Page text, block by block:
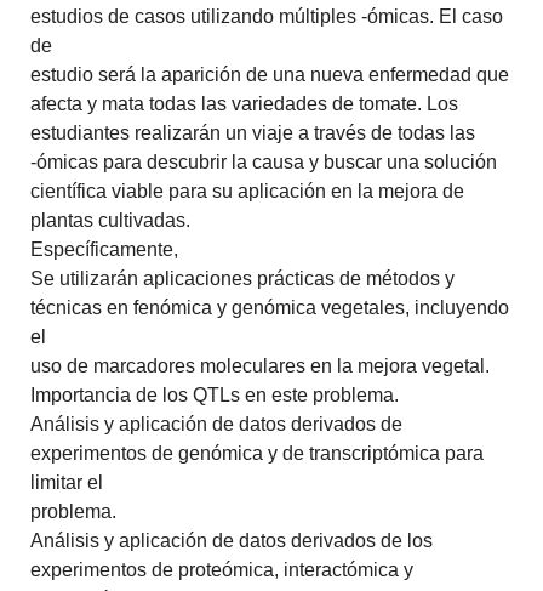
estudios de casos utilizando múltiples -ómicas. El caso
de
estudio será la aparición de una nueva enfermedad que
afecta y mata todas las variedades de tomate. Los
estudiantes realizarán un viaje a través de todas las
-ómicas para descubrir la causa y buscar una solución
científica viable para su aplicación en la mejora de
plantas cultivadas.
Específicamente,
Se utilizarán aplicaciones prácticas de métodos y
técnicas en fenómica y genómica vegetales, incluyendo
el
uso de marcadores moleculares en la mejora vegetal.
Importancia de los QTLs en este problema.
Análisis y aplicación de datos derivados de
experimentos de genómica y de transcriptómica para
limitar el
problema.
Análisis y aplicación de datos derivados de los
experimentos de proteómica, interactómica y